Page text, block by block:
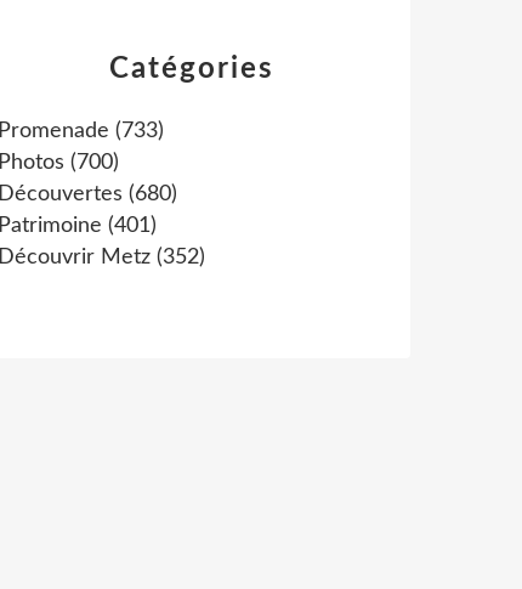
Catégories
Promenade (733)
Photos (700)
Découvertes (680)
Patrimoine (401)
Découvrir Metz (352)